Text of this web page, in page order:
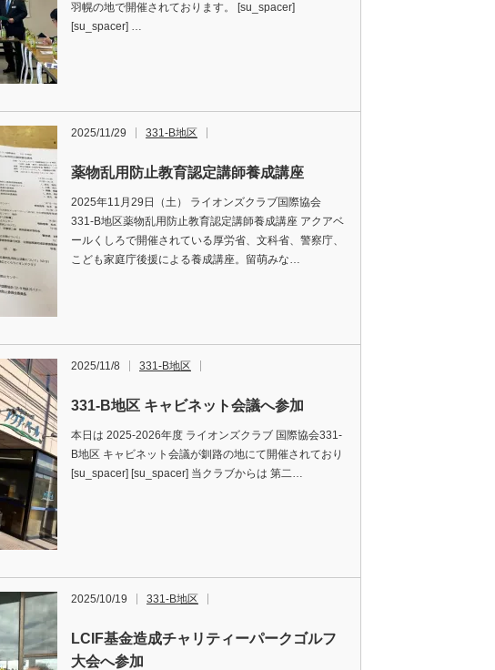
羽幌の地で開催されております。 [su_spacer]
[su_spacer] …
2025/11/29 331-B地区
薬物乱用防止教育認定講師養成講座
2025年11月29日（土） ライオンズクラブ国際協会
331-B地区薬物乱用防止教育認定講師養成講座️ アクアベ
ールくしろで開催されている厚労省、文科省、警察庁、
こども家庭庁後援による養成講座。留萌みな…
2025/11/8 331-B地区
331-B地区 キャビネット会議へ参加
本日は 2025-2026年度 ライオンズクラブ 国際協会331-
B地区 キャビネット会議が釧路の地にて開催されており
[su_spacer] [su_spacer] 当クラブからは 第二…
2025/10/19 331-B地区
LCIF基金造成チャリティーパークゴルフ
大会へ参加